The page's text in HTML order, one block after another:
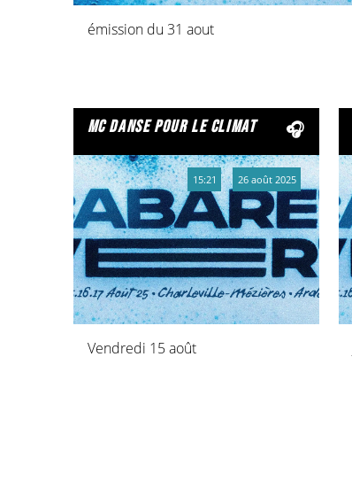
émission du 31 aout
mc danse pour le climat
Vendredi 15 août
15:21 26 août 2025